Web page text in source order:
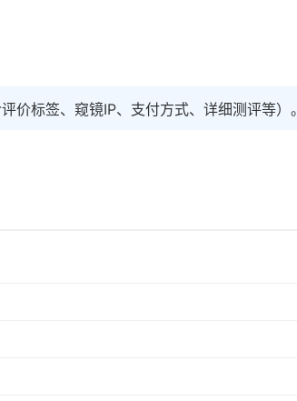
评价标签、窥镜IP、支付方式、详细测评等）。